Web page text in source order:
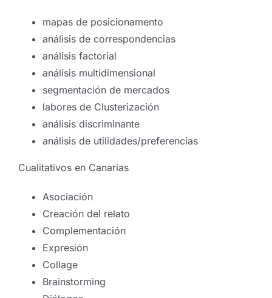
mapas de posicionamento
análisis de correspondencias
análisis factorial
análisis multidimensional
segmentación de mercados
labores de Clusterización
análisis discriminante
análisis de utilidades/preferencias
Cualitativos en Canarias
Asociación
Creación del relato
Complementación
Expresión
Collage
Brainstorming
Los inútiles premios:
cuando el galardón llega